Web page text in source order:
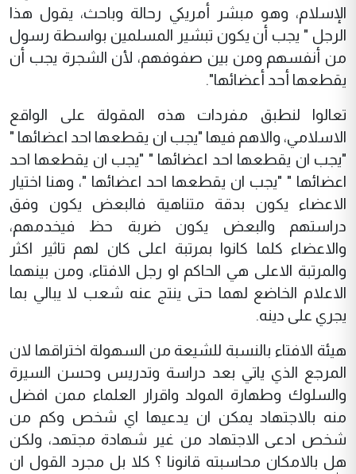
الإسلام، وهو مبشر أمريكي رحالة وباحث، يقول هذا
الرجل " يجب أن يكون تبشير المسلمين بواسطة رسول
من أنفسهم ومن بين صفوفهم، لأن الشجرة يجب أن
يقطعها أحد أعضائها".
تعالوا لنطبق مفردات هذه المقولة على الواقع
الاسلامي، والاهم فيها "يجب ان يقطعها احد اعضائها "
"يجب ان يقطعها احد اعضائها " "يجب ان يقطعها احد
اعضائها " "يجب ان يقطعها احد اعضائها "، وهنا اختيار
الاعضاء يكون بدقة متناهية فالبعض يكون وفق
دراستهم والبعض يكون ضربة حظ فيخدمهم،
والاعضاء كلما كانوا بمرتبة اعلى كان لهم تاثير اكثر
والمرتبة الاعلى هي الحاكم او رجل الافتاء، ومن بينهما
الاعلام الخاضع لهما حتى ينتج عنه شعب لا يبالي بما
يجري على دينه.
هيئة الافتاء بالنسبة للشيعة من السهولة اختراقها لان
المرجع الذي ياتي بعد دراسة وتدريس وحسن السيرة
والسلوك وطهارة المولد واقرار العلماء ممن افضل
منه بالاجتهاد يمكن ان يدعيها اي شخص وكم من
شخص ادعى الاجتهاد من غير شهادة مجتهد، ولكن
هل بالامكان محاسبته قانونا ؟ كلا بل مجرد القول ان